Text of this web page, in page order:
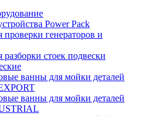
Power Pack
генераторов и
стоек подвески
ванны для мойки деталей
ванны для мойки деталей